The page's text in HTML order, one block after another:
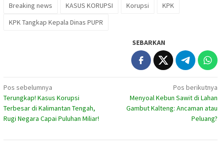
Breaking news KASUS KORUPSI Korupsi
KPK
KPK Tangkap Kepala Dinas PUPR
SEBARKAN
Navigasi
pos
Pos sebelumnya
Terungkap! Kasus Korupsi
Terbesar di Kalimantan Tengah,
Rugi Negara Capai Puluhan Miliar!
Pos berikutnya
Menyoal Kebun Sawit di Lahan
Gambut Kalteng: Ancaman atau
Peluang?